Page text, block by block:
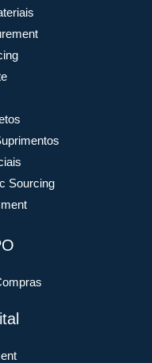
Sourcing